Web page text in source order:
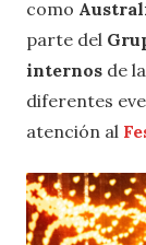
como
parte del
internos de la
diferentes
atención al